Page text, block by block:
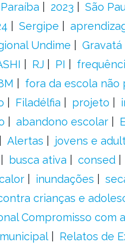
Paraíba 2023 São
Sergipe
Undime
Gravatá
RJ PI
fora da escola não
Filadélfia projeto
abandono escolar
Alertas jovens e
busca ativa consed
inundações
crianças e
Compromisso com
Relatos de